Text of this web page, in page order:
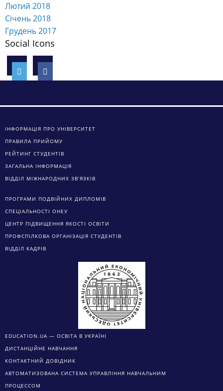
Лютий 2018
Січень 2018
Грудень 2017
Social Icons
ІНФОРМАЦІЯ ПРО УНІВЕРСИТЕТ
ПРАВИЛА ПРИЙОМУ
РЕЙТИНГ СТУДЕНТІВ
ЗАГАЛЬНА ІНФОРМАЦІЯ
ВІДДІЛ МІЖНАРОДНИХ ЗВ’ЯЗКІВ
ПРОГРАМИ ПОДВІЙНИХ ДИПЛОМІВ
СПЕЦІАЛЬНОСТІ ОНЕУ
ЦЕНТР ПІДВИЩЕННЯ ЯКОСТІ ОСВІТИ
ПРОФСПІЛКОВА ОРГАНІЗАЦІЯ СТУДЕНТІВ
ВІДДІЛ КАДРІВ
EDUCATION.UA — ОСВІТА В УКРАЇНІ
ДИСТАНЦІЙНЕ НАВЧАННЯ
КОНТАКТНИЙ ДОВІДНИК
АВТОМАТИЗОВАНА СИСТЕМА УПРАВЛІННЯ НАВЧАЛЬНИМ
ПРОЦЕССОМ